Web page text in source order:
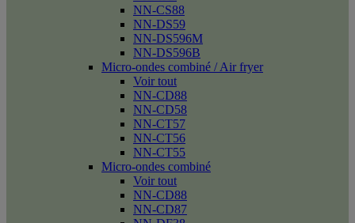
NN-CS88
NN-DS59
NN-DS596M
NN-DS596B
Micro-ondes combiné / Air fryer
Voir tout
NN-CD88
NN-CD58
NN-CT57
NN-CT56
NN-CT55
Micro-ondes combiné
Voir tout
NN-CD88
NN-CD87